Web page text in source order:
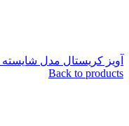
آویز کریستال مدل شایسته
Back to products